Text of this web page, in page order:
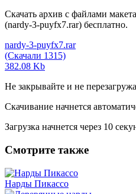
Скачать архив с файлами
(nardy-3-puyfx7.rar) бесплатно.
nardy-3-puyfx7.rar
(Скачали 1315)
382.08 Kb
Не закрывайте и не
Скачивание начнется
Загрузка начнется через 10
Смотрите также
Нарды Пикассо